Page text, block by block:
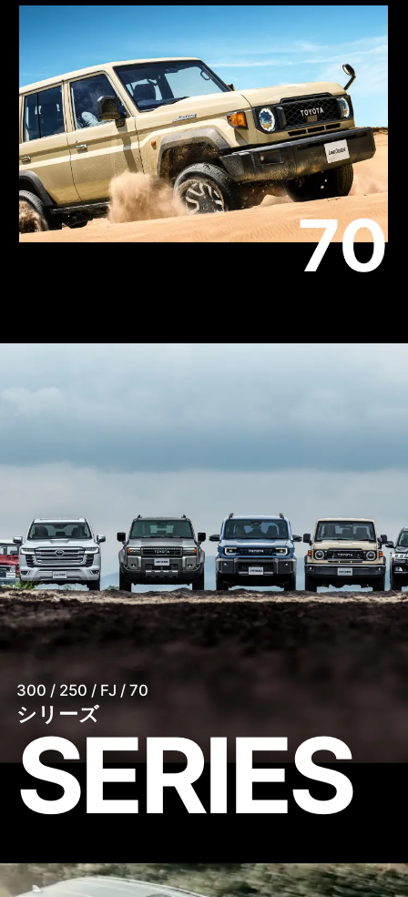
300 / 250 / FJ / 70
シリーズ
SERIES